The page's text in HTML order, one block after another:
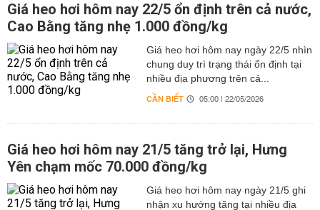
Giá heo hơi hôm nay 22/5 ổn định trên cả nước,
Cao Bằng tăng nhẹ 1.000 đồng/kg
Giá heo hơi hôm nay ngày 22/5 nhìn
chung duy trì trạng thái ổn định tại
nhiều địa phương trên cả...
CẦN BIẾT 05:00 | 22/05/2026
Giá heo hơi hôm nay 21/5 tăng trở lại, Hưng
Yên chạm mốc 70.000 đồng/kg
Giá heo hơi hôm nay ngày 21/5 ghi
nhận xu hướng tăng tại nhiều địa